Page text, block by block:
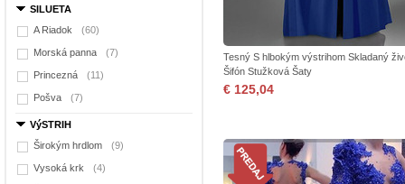
SILUETA
A Riadok
(60)
Morská panna (7)
Princezná (11)
Pošva (7)
VýSTRIH
Širokým hrdlom
(9)
Vysoká krk (4)
Tesný S hlbokým výstrihom Skladaný
Šifón Stužková Šaty
€ 125,04